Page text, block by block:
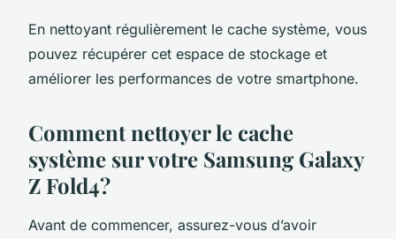
En nettoyant régulièrement le cache système, vous
pouvez récupérer cet espace de stockage et
améliorer les performances de votre smartphone.
Comment nettoyer le cache
système sur votre Samsung Galaxy
Z Fold4?
Avant de commencer, assurez-vous d’avoir